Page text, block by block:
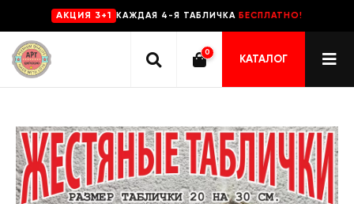
AKЦИЯ 3+1 КАЖДАЯ 4-Я ТАБЛИЧКА БЕСПЛАТНО!
0
КАТАЛОГ